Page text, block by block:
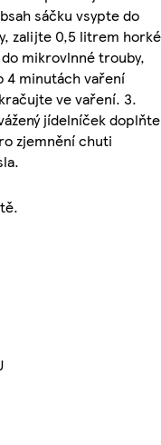
sáčku vsypte do
zalijte 0,5 litrem horké
mikrovlnné trouby,
4 minutách vaření
ve vaření. 3.
jídelníček doplňte
zjemnění chuti